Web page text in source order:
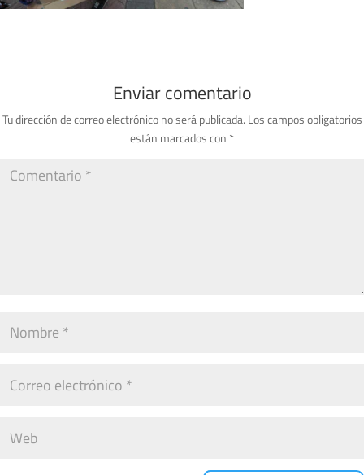
Enviar comentario
Tu dirección de correo electrónico no será publicada. Los campos obligatorios
están marcados con *